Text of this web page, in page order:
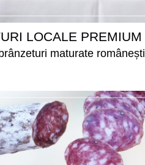
LOCALE PREMIUM
maturate românești